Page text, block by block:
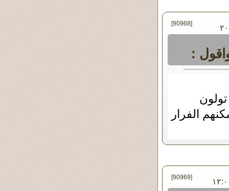
- ٢٠١٩ [90968]
:
الفرار
٠٦ - يونيو - ٢٠١٩ ١٢:٠٠ [90969]